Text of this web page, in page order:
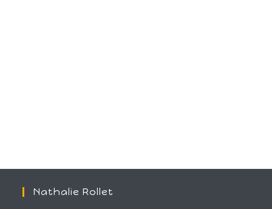
Nathalie Rollet